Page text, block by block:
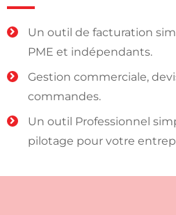
Un outil de facturation
PME et indépendants.
Gestion commerciale,
commandes.
Un outil Professionnel
pilotage pour votre